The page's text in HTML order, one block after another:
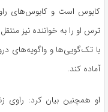
کابوس است و کابوس‌های
ترس او را به خواننده نیز
با تک‌گویی‌ها و واگویه‌های
آماده کند.
او همچنین بیان کرد: